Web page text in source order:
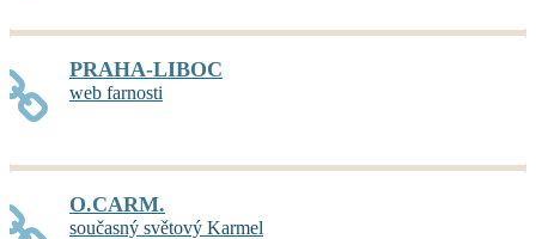
PRAHA-LIBOC
web farnosti
O.CARM.
současný světový Karmel